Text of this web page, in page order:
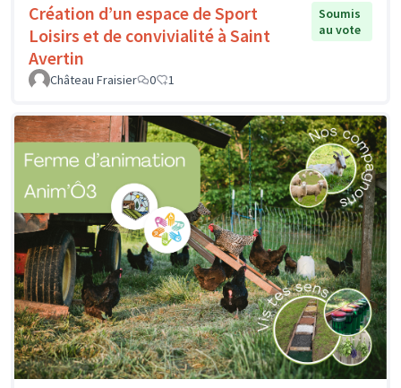
Création d’un espace de Sport
Loisirs et de convivialité à Saint
Avertin
Soumis
au vote
Château Fraisier 0 1